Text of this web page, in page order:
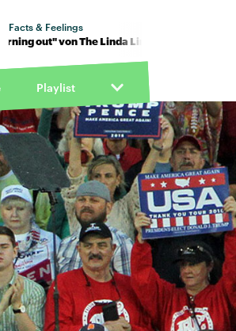
Facts & Feelings
Linda Lindas · "Burning out" von The
Playlist